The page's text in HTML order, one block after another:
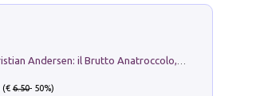
(€6.50- 50%)